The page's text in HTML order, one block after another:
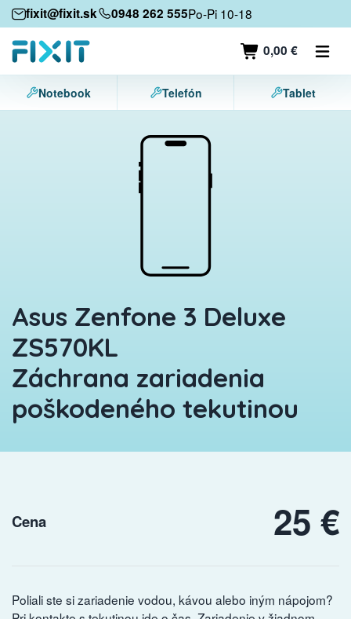
fixit@fixit.sk 0948 262 555Po-Pi 10-18
0,00 €
Mobilné zariadenia
Mobilné telefóny
Tablety
Notebook Telefón Tablet
Asus Zenfone 3 Deluxe
ZS570KL
Záchrana zariadenia
poškodeného tekutinou
Cena 25 €
Poliali ste si zariadenie vodou, kávou alebo iným nápojom?